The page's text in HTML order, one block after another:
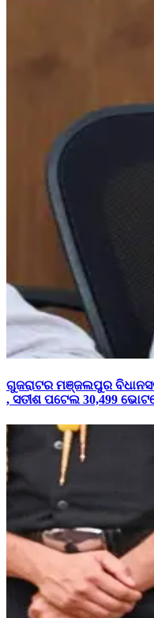
ଗୁଜରାଟର ମଞ୍ଜଲପୁର
, ସତୀଶ ପଟେଲ 30,499